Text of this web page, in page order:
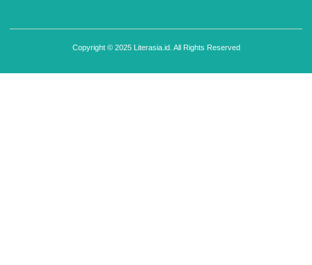
Copyright © 2025 Literasia.id. All Rights Reserved